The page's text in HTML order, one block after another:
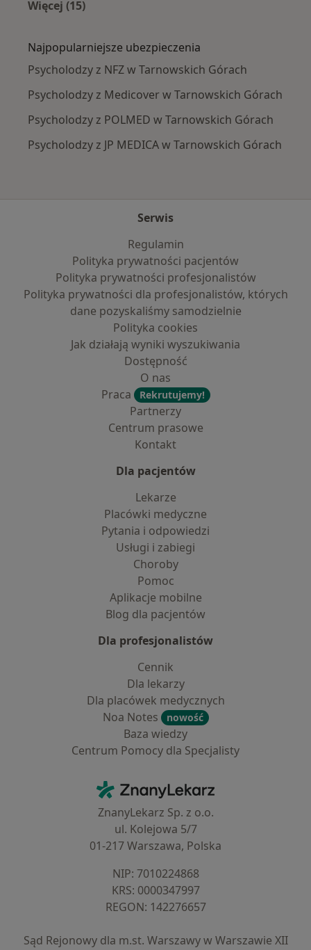
Więcej (15)
Najpopularniejsze ubezpieczenia
Psycholodzy z NFZ w Tarnowskich Górach
Psycholodzy z Medicover w Tarnowskich Górach
Psycholodzy z POLMED w Tarnowskich Górach
Psycholodzy z JP MEDICA w Tarnowskich Górach
Serwis
Regulamin
Polityka prywatności pacjentów
Polityka prywatności profesjonalistów
Polityka prywatności dla profesjonalistów, których
dane pozyskaliśmy samodzielnie
Polityka cookies
Jak działają wyniki wyszukiwania
Dostępność
O nas
Praca
Rekrutujemy!
Partnerzy
Centrum prasowe
Kontakt
Dla pacjentów
Lekarze
Placówki medyczne
Pytania i odpowiedzi
Usługi i zabiegi
Choroby
Pomoc
Aplikacje mobilne
Blog dla pacjentów
Dla profesjonalistów
Cennik
Dla lekarzy
Dla placówek medycznych
Noa Notes
nowość
Baza wiedzy
Centrum Pomocy dla Specjalisty
ZnanyLekarz - Strona główna
ZnanyLekarz Sp. z o.o.
ul. Kolejowa 5/7
01-217 Warszawa, Polska
NIP: ⁠7010224868
KRS: ⁠0000347997
REGON: ⁠142276657
Sąd Rejonowy dla m.st. Warszawy w Warszawie XII